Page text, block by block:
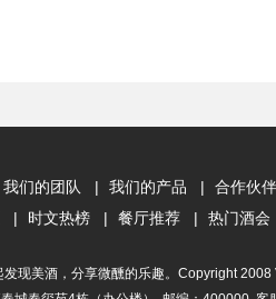
我们的团队 | 我们的产品 |
合作伙伴
| 时文热榜 | 餐厅推荐 | 热门酒会
现美酒，分享微醺的乐趣。Copyright